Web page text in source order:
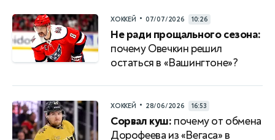
ХОККЕЙ • 07/07/2026 10:26
Не ради прощального сезона:
почему Овечкин решил
остаться в «Вашингтоне»?
ХОККЕЙ • 28/06/2026 16:53
Сорвал куш: почему от обмена
Дорофеева из «Вегаса» в